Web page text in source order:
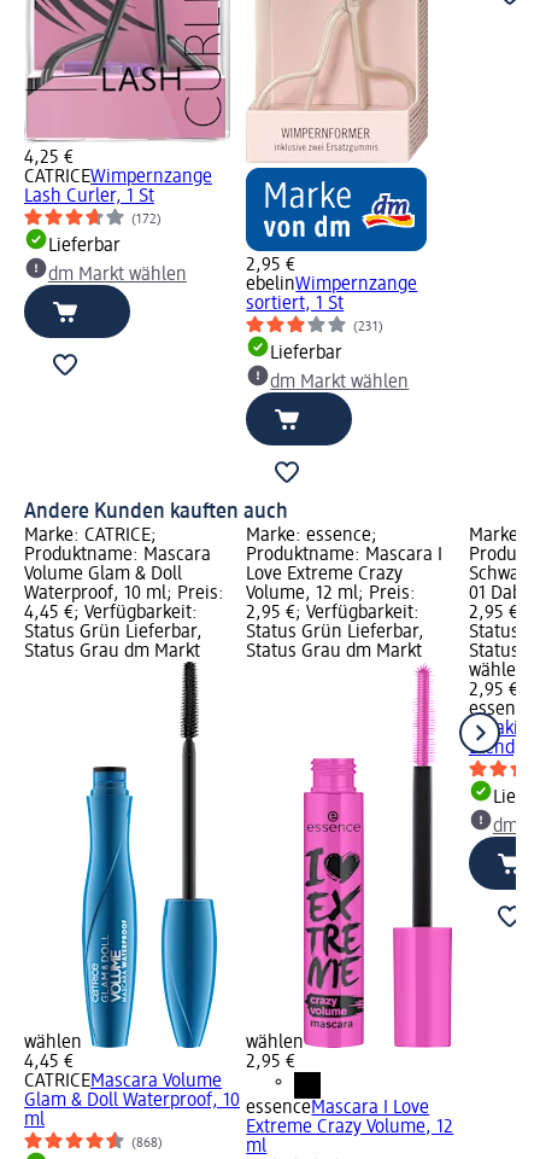
4,25 €
CATRICEWimpernzange
Lash Curler, 1 St
(172)
Lieferbar
dm Markt wählen
2,95 €
ebelinWimpernzange
sortiert, 1 St
(231)
Lieferbar
dm Markt wählen
Andere Kunden kauften auch
Marke: CATRICE;
Produktname: Mascara
Volume Glam & Doll
Waterproof, 10 ml; Preis:
4,45 €; Verfügbarkeit:
Status Grün Lieferbar,
Status Grau dm Markt
wählen
4,45 €
CATRICEMascara Volume
Glam & Doll Waterproof, 10
ml
(868)
Marke: essence;
Produktname: Mascara I
Love Extreme Crazy
Volume, 12 ml; Preis:
2,95 €; Verfügbarkeit:
Status Grün Lieferbar,
Status Grau dm Markt
wählen
2,95 €
essenceMascara I Love
Extreme Crazy Volume, 12
ml
Marke:
01 Dab
2,95 €;
Status
Status
wählen
2,95 €
essence
&
Blend, 1
dm